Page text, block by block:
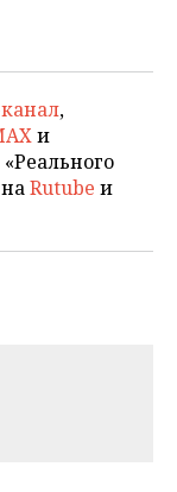
,
и
«Реального
Rutube и